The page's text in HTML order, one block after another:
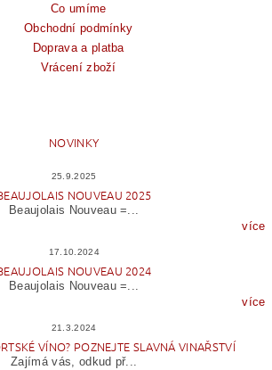
Co umíme
Obchodní podmínky
Doprava a platba
Vrácení zboží
NOVINKY
25.9.2025
NOUVEAU 2025
Beaujolais Nouveau =...
více
17.10.2024
NOUVEAU 2024
Beaujolais Nouveau =...
více
21.3.2024
VÍNO? POZNEJTE SLAVNÁ VINAŘSTVÍ
Zajímá vás, odkud př...